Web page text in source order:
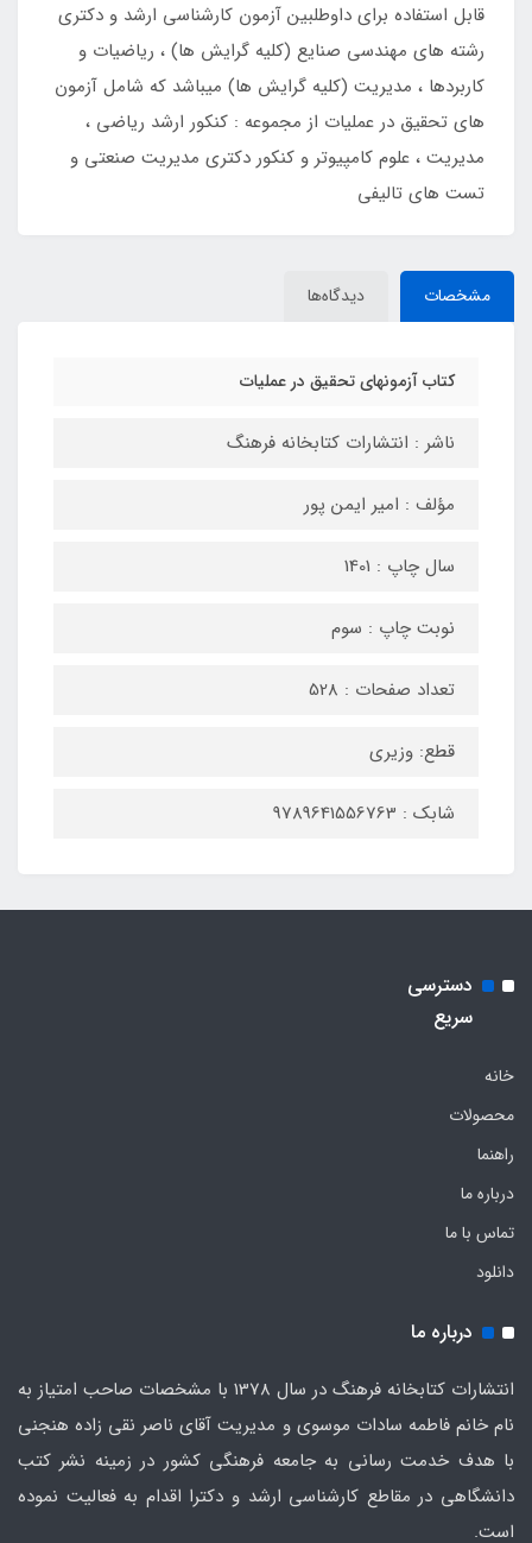
قابل استفاده برای داوطلبین آزمون کارشناسی ارشد و دکتری
رشته های مهندسی صنایع (کلیه گرایش ها) ، ریاضیات و
کاربردها ، مدیریت (کلیه گرایش ها) میباشد که شامل آزمون
های تحقیق در عملیات از مجموعه : کنکور ارشد ریاضی ،
مدیریت ، علوم کامپیوتر و کنکور دکتری مدیریت صنعتی و
تست های تالیفی
مشخصات دیدگاه‌ها
کتاب آزمونهای تحقیق در عملیات
ناشر : انتشارات کتابخانه فرهنگ
مؤلف : امیر ایمن پور
سال چاپ : 1401
نوبت چاپ : سوم
تعداد صفحات : 528
قطع: وزیری
شابک : 9789641556763
دسترسی
سریع
خانه
محصولات
راهنما
درباره ما
تماس با ما
دانلود
درباره ما
انتشارات کتابخانه فرهنگ در سال 1378 با مشخصات صاحب امتیاز به
نام خانم فاطمه سادات موسوی و مدیریت آقای ناصر نقی زاده هنجنی
با هدف خدمت رسانی به جامعه فرهنگی کشور در زمینه نشر کتب
دانشگاهی در مقاطع کارشناسی ارشد و دکترا اقدام به فعالیت نموده
است.